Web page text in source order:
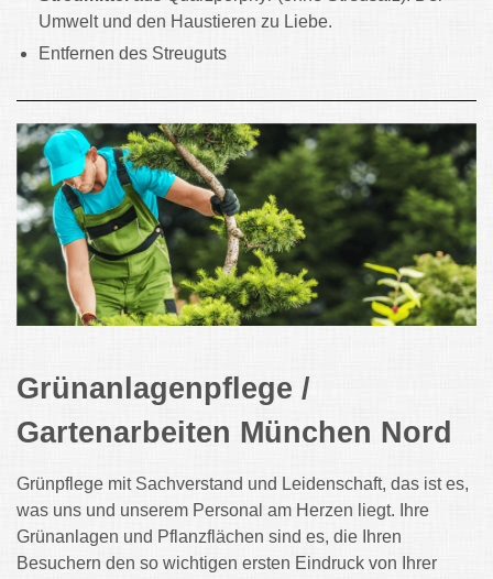
Umwelt und den Haustieren zu Liebe.
Entfernen des Streuguts
Grünanlagenpflege /
Gartenarbeiten München Nord
Grünpflege mit Sachverstand und Leidenschaft, das ist es,
was uns und unserem Personal am Herzen liegt. Ihre
Grünanlagen und Pflanzflächen sind es, die Ihren
Besuchern den so wichtigen ersten Eindruck von Ihrer